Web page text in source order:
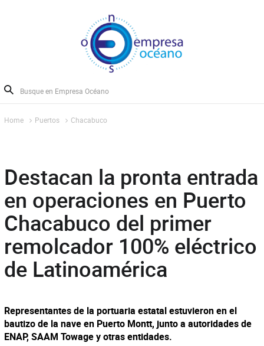
Home Puertos Chacabuco
Destacan la pronta entrada
en operaciones en Puerto
Chacabuco del primer
remolcador 100% eléctrico
de Latinoamérica
Representantes de la portuaria estatal estuvieron en el
bautizo de la nave en Puerto Montt, junto a autoridades de
ENAP, SAAM Towage y otras entidades.